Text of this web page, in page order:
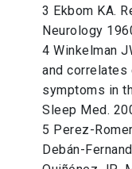
3 Ekbom KA.
Neurology
4 Winkelman
and
symptoms in
Sleep Med.
5 Perez-
Debán-